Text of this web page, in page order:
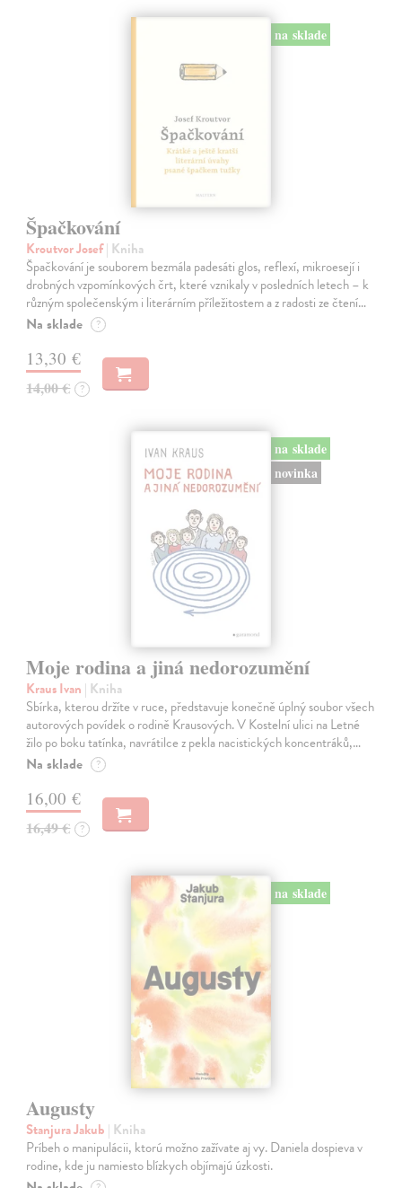
na sklade
Špačkování
Kroutvor Josef| Kniha
Špačkování je souborem bezmála padesáti glos, reflexí, mikroesejí i
drobných vzpomínkových črt, které vznikaly v posledních letech – k
různým společenským i literárním příležitostem a z radosti ze čtení…
Na sklade ?
13,30 €
14,00 € ?
na sklade
novinka
Moje rodina a jiná nedorozumění
Kraus Ivan | Kniha
Sbírka, kterou držíte v ruce, představuje konečně úplný soubor všech
autorových povídek o rodině Krausových. V Kostelní ulici na Letné
žilo po boku tatínka, navrátilce z pekla nacistických koncentráků,…
Na sklade ?
16,00 €
16,49 € ?
na sklade
Augusty
Stanjura Jakub | Kniha
Príbeh o manipulácii, ktorú možno zažívate aj vy. Daniela dospieva v
rodine, kde ju namiesto blízkych objímajú úzkosti.